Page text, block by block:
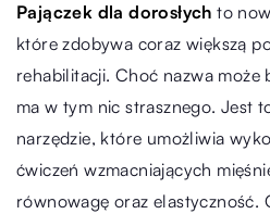
Pajączek dla dorosłych to
które zdobywa coraz większą
rehabilitacji. Choć nazwa może
ma w tym nic strasznego. Jest
narzędzie, które umożliwia
ćwiczeń wzmacniających
równowagę oraz elastyczność.